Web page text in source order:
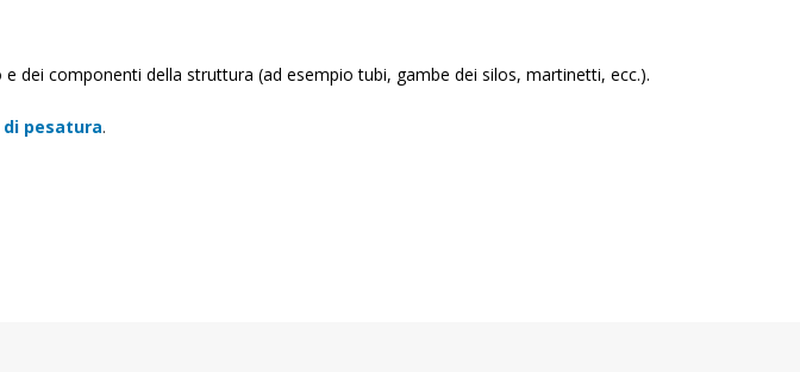
dei componenti della struttura (ad esempio tubi, gambe dei silos, martinetti, ecc.).
pesatura.